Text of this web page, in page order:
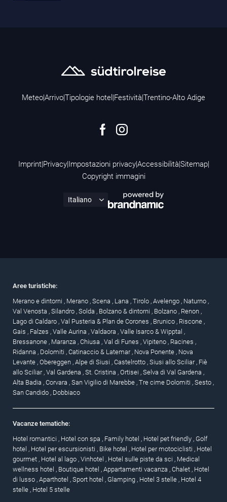
Meteo|Arrivo|Tipologie hotel |Festività|Trentino-Alto Adige
Imprint|Privacy|Impostazioni privacy|Accessibilità|Sitemap|
Copyright immagini
Aree turistiche:
Merano e dintorni , Merano , Scena , Lana , Tirolo , Avelengo , Naturno ,
Val Venosta , Silandro , Solda , Bolzano & dintorni , Bolzano , Renon ,
Lago di Caldaro , Val Pusteria & Plan de Corones , Brunico , Riscone ,
Gais , Falzes , Valle Aurina , Valdaora , Valle Isarco & Wipptal ,
Bressanone , Maranza , Chiusa , Val di Funes , Vipiteno , Racines ,
Ridanna , Dolomiti , Catinaccio & Latemar , Nova Ponente , Nova
Levante , Obereggen , Alpe di Siusi , Castelrotto , Siusi allo Sciliar , Fiè
allo Sciliar , Val Gardena , St. Cristina , Ortisei , Selva di Val Gardena ,
Alta Badia , Corvara , San Vigilio di Marebbe , Tre cime Dolomiti , Sesto ,
San Candido , Dobbiaco
Vacanze tematiche:
Hotel romantici , Hotel con spa , Family hotel , Hotel pet friendly , Golf
hotel , Hotel per escursionisti , Bike hotel , Hotel per motociclisti , Hotel
gourmet , Hotel al lago , Vinhotel , Hotel sulle piste da sci , Medical
wellness hotel , Boutique hotel , Appartamenti vacanza , Chalet , Hotel
di lusso , Aparthotel , Sport hotel , Glamping , Hotel 3 stelle , Hotel 4
stelle , Hotel 5 stelle